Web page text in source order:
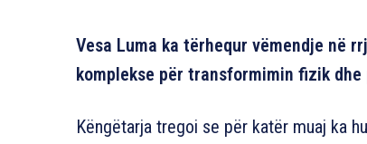
Vesa Luma ka tërhequr vëmendje në
komplekse për transformimin fizik
Këngëtarja tregoi se për katër muaj ka